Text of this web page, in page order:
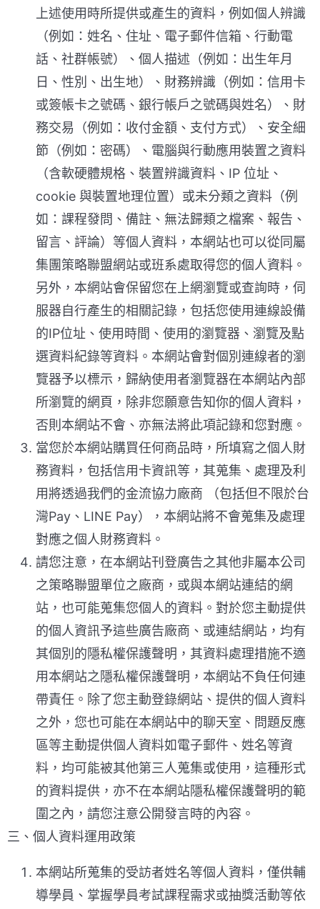
上述使用時所提供或產生的資料，例如個人辨識
（例如：姓名、住址、電子郵件信箱、行動電
話、社群帳號）、個人描述（例如：出生年月
日、性別、出生地）、財務辨識（例如：信用卡
或簽帳卡之號碼、銀行帳戶之號碼與姓名）、財
務交易（例如：收付金額、支付方式）、安全細
節（例如：密碼）、電腦與行動應用裝置之資料
（含軟硬體規格、裝置辨識資料、IP 位址、
cookie 與裝置地理位置）或未分類之資料（例
如：課程發問、備註、無法歸類之檔案、報告、
留言、評論）等個人資料，本網站也可以從同屬
集團策略聯盟網站或班系處取得您的個人資料。
另外，本網站會保留您在上網瀏覽或查詢時，伺
服器自行產生的相關記錄，包括您使用連線設備
的IP位址、使用時間、使用的瀏覽器、瀏覽及點
選資料紀錄等資料。本網站會對個別連線者的瀏
覽器予以標示，歸納使用者瀏覽器在本網站內部
所瀏覽的網頁，除非您願意告知你的個人資料，
否則本網站不會、亦無法將此項記錄和您對應。
當您於本網站購買任何商品時，所填寫之個人財
務資料，包括信用卡資訊等，其蒐集、處理及利
用將透過我們的金流協力廠商 （包括但不限於台
灣Pay、LINE Pay），本網站將不會蒐集及處理
對應之個人財務資料。
請您注意，在本網站刊登廣告之其他非屬本公司
之策略聯盟單位之廠商，或與本網站連結的網
站，也可能蒐集您個人的資料。對於您主動提供
的個人資訊予這些廣告廠商、或連結網站，均有
其個別的隱私權保護聲明，其資料處理措施不適
用本網站之隱私權保護聲明，本網站不負任何連
帶責任。除了您主動登錄網站、提供的個人資料
之外，您也可能在本網站中的聊天室、問題反應
區等主動提供個人資料如電子郵件、姓名等資
料，均可能被其他第三人蒐集或使用，這種形式
的資料提供，亦不在本網站隱私權保護聲明的範
圍之內，請您注意公開發言時的內容。
三、個人資料運用政策
本網站所蒐集的受訪者姓名等個人資料，僅供輔
導學員、掌握學員考試課程需求或抽獎活動等依